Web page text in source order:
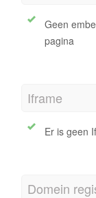
Geen
pagina
Iframe
Er is geen
Domein